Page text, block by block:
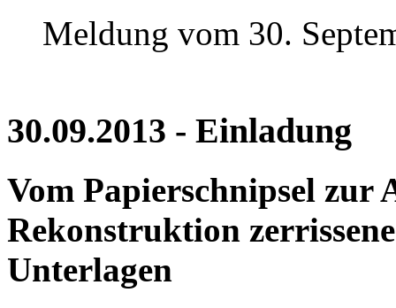
Meldung vom 30.
30.09.2013 - Einladung
Vom Papierschnipsel zur
Rekonstruktion
Unterlagen